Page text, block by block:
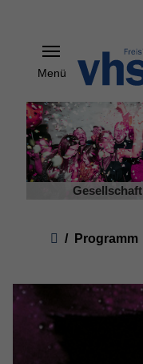
Menü
Gesellschaft
Programm